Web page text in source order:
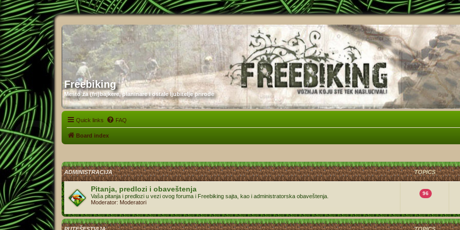
Freebiking
Mesto za (fri)bajkere, planinare i ostale ljubitelje prirode
Quick links FAQ
Board index
ADMINISTRACIJA TOPICS
Pitanja, predlozi i obaveštenja
Vaša pitanja i predlozi u vezi ovog foruma i Freebiking sajta, kao i administratorska obaveštenja.
Moderator: Moderatori
96